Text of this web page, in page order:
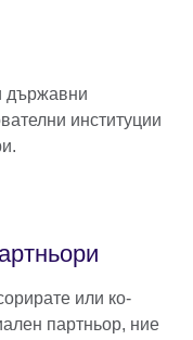
държавни
институции
или ко-
партньор, ние